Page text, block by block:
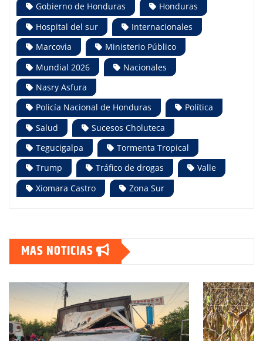
Gobierno de Honduras
Honduras
Hospital del sur
Internacionales
Marcovia
Ministerio Público
Mundial 2026
Nacionales
Nasry Asfura
Policía Nacional de Honduras
Política
Salud
Sucesos Choluteca
Tegucigalpa
Tormenta Tropical
Trump
Tráfico de drogas
Valle
Xiomara Castro
Zona Sur
MAS NOTICIAS